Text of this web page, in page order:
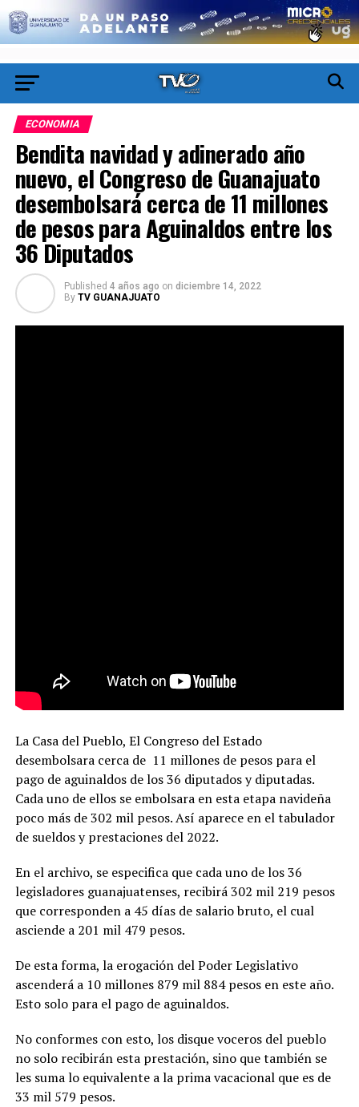
ECONOMIA
Bendita navidad y adinerado año
nuevo, el Congreso de Guanajuato
desembolsará cerca de 11 millones
de pesos para Aguinaldos entre los
36 Diputados
Published 4 años ago on diciembre 14, 2022
By TV GUANAJUATO
La Casa del Pueblo, El Congreso del Estado
desembolsara cerca de 11 millones de pesos para el
pago de aguinaldos de los 36 diputados y diputadas.
Cada uno de ellos se embolsara en esta etapa navideña
poco más de 302 mil pesos. Así aparece en el tabulador
de sueldos y prestaciones del 2022.
En el archivo, se especifica que cada uno de los 36
legisladores guanajuatenses, recibirá 302 mil 219 pesos
que corresponden a 45 días de salario bruto, el cual
asciende a 201 mil 479 pesos.
De esta forma, la erogación del Poder Legislativo
ascenderá a 10 millones 879 mil 884 pesos en este año.
Esto solo para el pago de aguinaldos.
No conformes con esto, los disque voceros del pueblo
no solo recibirán esta prestación, sino que también se
les suma lo equivalente a la prima vacacional que es de
33 mil 579 pesos.